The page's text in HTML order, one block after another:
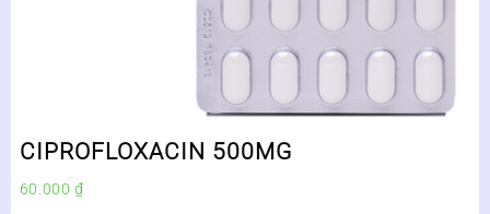
CIPROFLOXACIN 500MG
60.000₫